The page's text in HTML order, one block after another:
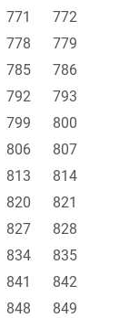
771
772
778
779
785
786
792
793
799
800
806
807
813
814
820
821
827
828
834
835
841
842
848
849